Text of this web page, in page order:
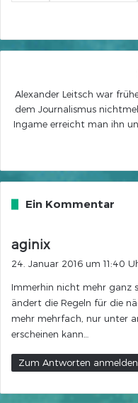
Alexander Leitsch war
dem Journalismus
Ingame erreicht man ihn
Ein Kommentar
aginix
t
:
24. Januar 2016 um 11:40
Immerhin nicht mehr ganz
ändert die Regeln für die
mehr mehrfach, nur unter
erscheinen kann…
Zum Antworten anmelden